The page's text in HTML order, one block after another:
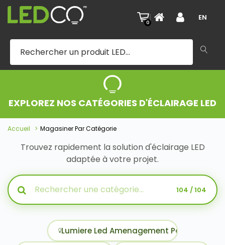
0
| EN
EXPLOREZ NOS CATÉGORIES D'ÉCLAIRAGE LED
Accueil Magasiner Par Catégorie
Trouvez rapidement la solution d'éclairage LED
adaptée à votre projet.
104 / 104
Lumiere Led Amenagement Paysager